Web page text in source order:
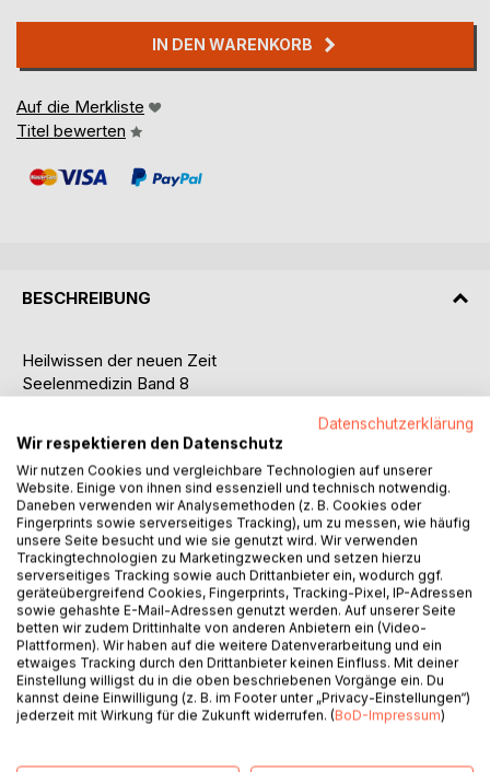
IN DEN WARENKORB
Auf die Merkliste
Titel bewerten
BESCHREIBUNG
Heilwissen der neuen Zeit
Seelenmedizin Band 8
Praxisleitfaden: Heilung auf Seelenebene
Band 8 widmet sich der Arbeit auf der tiefsten Ebene: Der
Seele selbst. Er zeigt, wie verlorene Seelenanteile,
Einflüsse aus früheren Inkarnationen, Seelenmäntel, Walk-
Ins und destruktive Beeinflussungen erkannt, transformiert
und integriert werden können.
Energetisches Arbeiten mit Testlisten und Intention
Das Buch vermittelt die Anwendung von kinesiologischer
Testung und Intention für die Seelenarbeit. Testlisten und
gezielte Intentionen unterstützen bei Seelenintegration,
Wiederherstellung der Seelenkraft, Arbeit mit dem
Seelenplan, Seelenfamilie, Lichtarbeit und
Herausforderungen der Seele.
Datenschutzerklärung
Wir respektieren den Datenschutz
Wir nutzen Cookies und vergleichbare Technologien auf unserer
Website. Einige von ihnen sind essenziell und technisch notwendig.
Daneben verwenden wir Analysemethoden (z. B. Cookies oder
Fingerprints sowie serverseitiges Tracking), um zu messen, wie häufig
unsere Seite besucht und wie sie genutzt wird. Wir verwenden
Trackingtechnologien zu Marketingzwecken und setzen hierzu
serverseitiges Tracking sowie auch Drittanbieter ein, wodurch ggf.
geräteübergreifend Cookies, Fingerprints, Tracking-Pixel, IP-Adressen
sowie gehashte E-Mail-Adressen genutzt werden. Auf unserer Seite
betten wir zudem Drittinhalte von anderen Anbietern ein (Video-
Plattformen). Wir haben auf die weitere Datenverarbeitung und ein
etwaiges Tracking durch den Drittanbieter keinen Einfluss. Mit deiner
Einstellung willigst du in die oben beschriebenen Vorgänge ein. Du
kannst deine Einwilligung (z. B. im Footer unter „Privacy-Einstellungen“)
jederzeit mit Wirkung für die Zukunft widerrufen. (BoD-Impressum)